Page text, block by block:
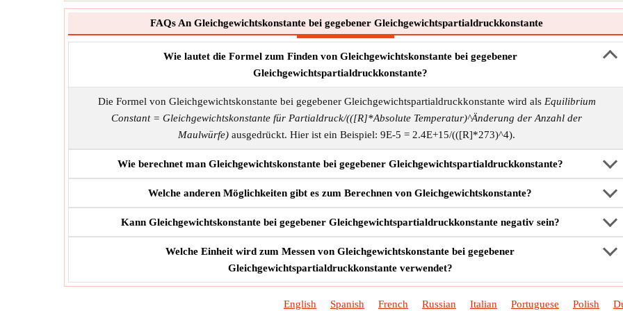
FAQs An Gleichgewichtskonstante bei gegebener Gleichgewichtspartialdruckkonstante
Wie lautet die Formel zum Finden von Gleichgewichtskonstante bei gegebener
Gleichgewichtspartialdruckkonstante?
Die Formel von Gleichgewichtskonstante bei gegebener Gleichgewichtspartialdruckkonstante wird als Equilibrium
Constant = Gleichgewichtskonstante für Partialdruck/(([R]*Absolute Temperatur)^Änderung der Anzahl der
Maulwürfe) ausgedrückt. Hier ist ein Beispiel: 9E-5 = 2.4E+15/(([R]*273)^4).
Wie berechnet man Gleichgewichtskonstante bei gegebener Gleichgewichtspartialdruckkonstante?
Welche anderen Möglichkeiten gibt es zum Berechnen von Gleichgewichtskonstante?
Kann Gleichgewichtskonstante bei gegebener Gleichgewichtspartialdruckkonstante negativ sein?
Welche Einheit wird zum Messen von Gleichgewichtskonstante bei gegebener
Gleichgewichtspartialdruckkonstante verwendet?
English Spanish French Russian Italian Portuguese Polish